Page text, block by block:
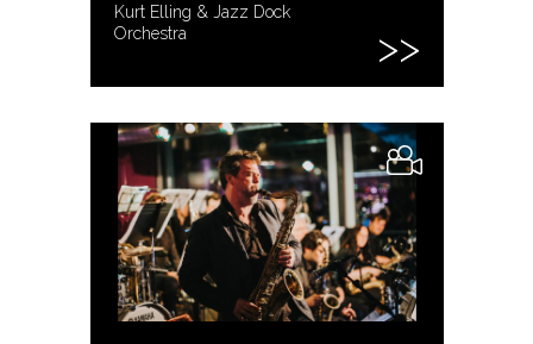
Kurt Elling & Jazz Dock
Orchestra